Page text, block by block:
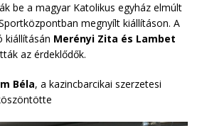
be a magyar Katolikus egyház elmúlt
megnyílt kiállításon. A
kiállításán Merényi Zita és Lambet
az érdeklődők.
Béla, a kazincbarcikai szerzetesi